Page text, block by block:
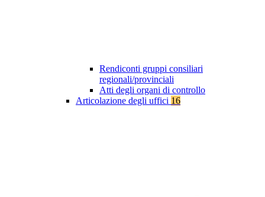
Rendiconti gruppi consiliari
regionali/provinciali
Atti degli organi di controllo
Articolazione degli uffici 16